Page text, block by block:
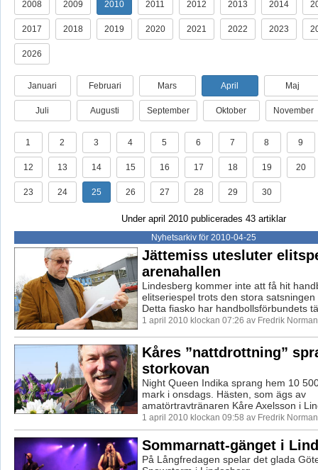
2008 2009 2010 2011 2012 2013 2014
2017 2018 2019 2020 2021 2022 2023
2026
Januari Februari Mars April Maj
Juli Augusti September Oktober November
1 2 3 4 5 6 7 8 9
12 13 14 15 16 17 18 19 20
23 24 25 26 27 28 29 30
Under april 2010 publicerades 43 artiklar
Nyhetsarkiv för 2010-04-25
Jättemiss utesluter
arenahallen
Lindesberg kommer inte att få hit
elitseriespel trots den stora
Detta fiasko har handbollsförbundets
1 april 2010 klockan 07:26 av Fredrik Norman
Kåres ”nattdrottning”
storkovan
Night Queen Indika sprang hem 10
mark i onsdags. Hästen, som ägs av
amatörtravtränaren Kåre Axelsson i
1 april 2010 klockan 09:58 av Fredrik Norman
Sommarnatt-gänget i
På Långfredagen spelar det glada